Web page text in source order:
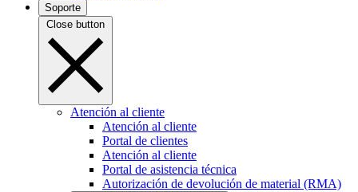
Soporte
Close button
Atención al cliente
Atención al cliente
Portal de clientes
Atención al cliente
Portal de asistencia técnica
Autorización de devolución de material (RMA)